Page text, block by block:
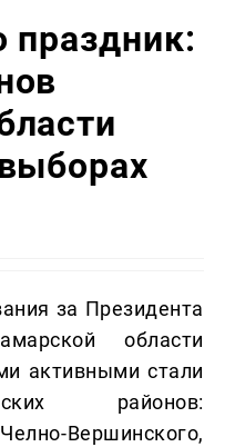
за Президента
области
активными стали
районов:
Вершинского,